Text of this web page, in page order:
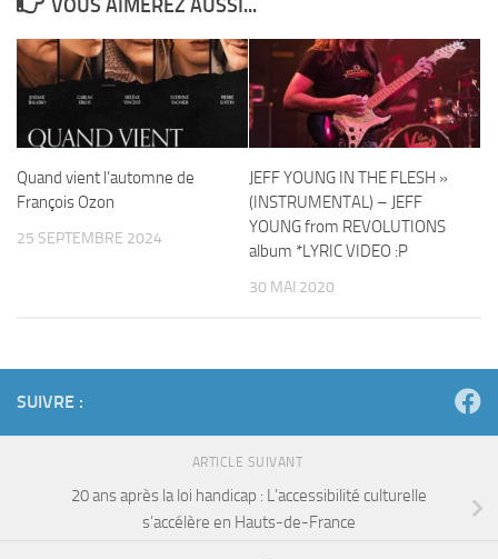
VOUS AIMEREZ AUSSI...
Quand vient l’automne de
François Ozon
25 SEPTEMBRE 2024
JEFF YOUNG IN THE FLESH »
(INSTRUMENTAL) – JEFF
YOUNG from REVOLUTIONS
album *LYRIC VIDEO :P
30 MAI 2020
SUIVRE :
ARTICLE SUIVANT
20 ans après la loi handicap : L’accessibilité culturelle
s’accélère en Hauts-de-France